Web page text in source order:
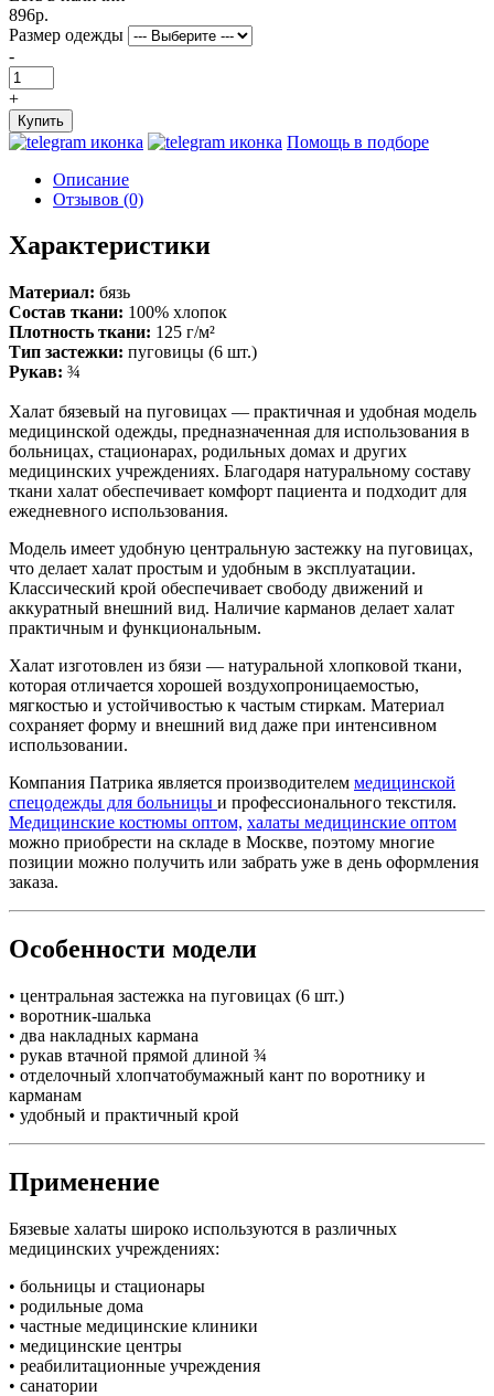
896р.
Размер одежды
-
+
Купить
Помощь в подборе
Описание
Отзывов (0)
Характеристики
Материал: бязь
Состав ткани: 100% хлопок
Плотность ткани: 125 г/м²
Тип застежки: пуговицы (6 шт.)
Рукав: ¾
Халат бязевый на пуговицах — практичная и удобная модель
медицинской одежды, предназначенная для использования в
больницах, стационарах, родильных домах и других
медицинских учреждениях. Благодаря натуральному составу
ткани халат обеспечивает комфорт пациента и подходит для
ежедневного использования.
Модель имеет удобную центральную застежку на пуговицах,
что делает халат простым и удобным в эксплуатации.
Классический крой обеспечивает свободу движений и
аккуратный внешний вид. Наличие карманов делает халат
практичным и функциональным.
Халат изготовлен из бязи — натуральной хлопковой ткани,
которая отличается хорошей воздухопроницаемостью,
мягкостью и устойчивостью к частым стиркам. Материал
сохраняет форму и внешний вид даже при интенсивном
использовании.
Компания Патрика является производителем медицинской
спецодежды для больницы и профессионального текстиля.
Медицинские костюмы оптом, халаты медицинские оптом
можно приобрести на складе в Москве, поэтому многие
позиции можно получить или забрать уже в день оформления
заказа.
Особенности модели
• центральная застежка на пуговицах (6 шт.)
• воротник-шалька
• два накладных кармана
• рукав втачной прямой длиной ¾
• отделочный хлопчатобумажный кант по воротнику и
карманам
• удобный и практичный крой
Применение
Бязевые халаты широко используются в различных
медицинских учреждениях:
• больницы и стационары
• родильные дома
• частные медицинские клиники
• медицинские центры
• реабилитационные учреждения
• санатории